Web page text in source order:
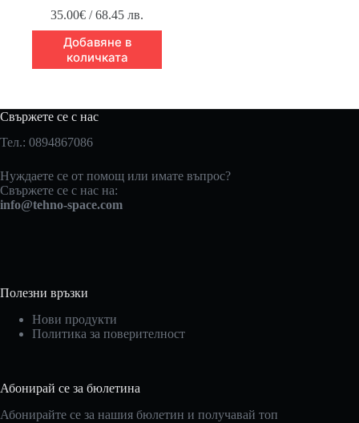
35.00€ / 68.45 лв.
Добавяне в
количката
Свържете се с нас
Тел.: 0894867086
Нуждаете се от помощ или имате въпрос?
Свържете се с нас на:
info@tehno-space.com
Полезни връзки
Нови продукти
Политика за поверителност
Абонирай се за бюлетина
Абонирайте се за нашия бюлетин и получавай топ